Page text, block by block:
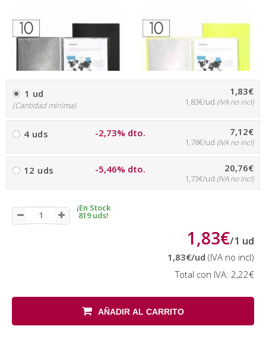
1 ud
(Cantidad mínima)
1,83€
1,83€/ud (IVA no incl)
4 uds -2,73% dto. 7,12€
1,78€/ud (IVA no incl)
12 uds -5,46% dto. 20,76€
1,73€/ud (IVA no incl)
¡En Stock
819 uds!
1,83€/1 ud
1,83€/ud (IVA no incl)
Total con IVA: 2,22€
AÑADIR AL CARRITO